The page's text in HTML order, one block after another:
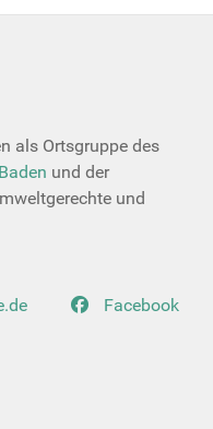
als Ortsgruppe des
und der
und
Facebook